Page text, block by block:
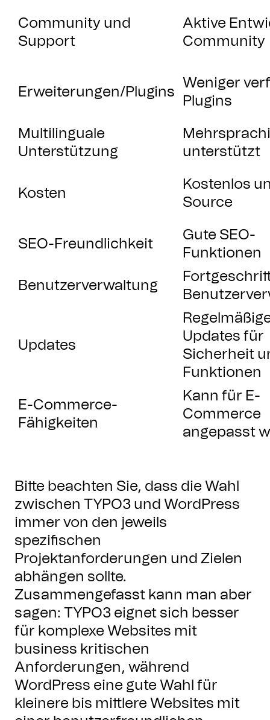
Community und
Support
Aktive
Community
Erweiterungen/Plugins
Weniger
Plugins
Multilinguale
Unterstützung
unterstützt
Kosten
Kostenlos
Source
SEO-Freundlichkeit
Gute SEO-
Funktionen
Benutzerverwaltung
Updates
Updates für
Sicherheit
Funktionen
E-Commerce-
Fähigkeiten
Kann für E-
Commerce
angepasst
Bitte beachten Sie, dass die Wahl
zwischen TYPO3 und WordPress
immer von den jeweils
spezifischen
Projektanforderungen und Zielen
abhängen sollte.
Zusammengefasst kann man aber
sagen: TYPO3 eignet sich besser
für komplexe Websites mit
business kritischen
Anforderungen, während
WordPress eine gute Wahl für
kleinere bis mittlere Websites mit